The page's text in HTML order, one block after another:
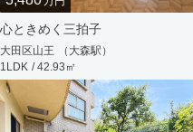
心ときめく三拍子
大田区山王 （大森駅）
1LDK / 42.93㎡